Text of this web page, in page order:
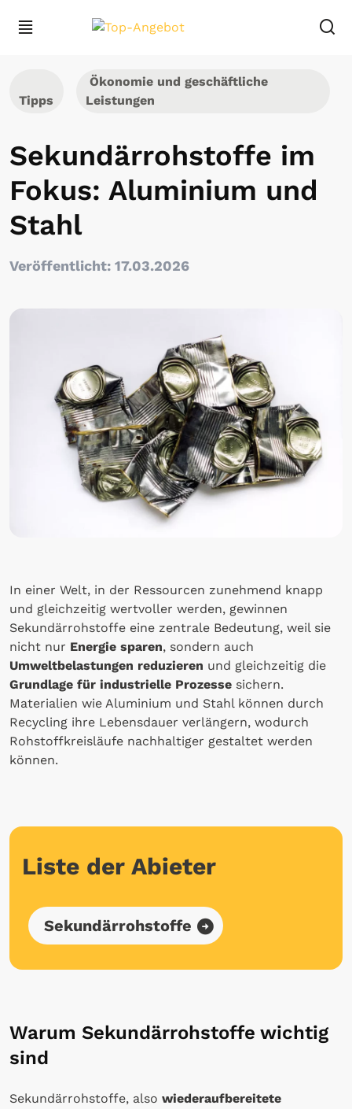
Tipps
Ökonomie und geschäftliche
Leistungen
Sekundärrohstoffe im
Fokus: Aluminium und
Stahl
Veröffentlicht: 17.03.2026
In einer Welt, in der Ressourcen zunehmend knapp
und gleichzeitig wertvoller werden, gewinnen
Sekundärrohstoffe eine zentrale Bedeutung, weil sie
nicht nur Energie sparen, sondern auch
Umweltbelastungen reduzieren und gleichzeitig die
Grundlage für industrielle Prozesse sichern.
Materialien wie Aluminium und Stahl können durch
Recycling ihre Lebensdauer verlängern, wodurch
Rohstoffkreisläufe nachhaltiger gestaltet werden
können.
Liste der Abieter
Sekundärrohstoffe
Warum Sekundärrohstoffe wichtig
sind
Sekundärrohstoffe, also wiederaufbereitete